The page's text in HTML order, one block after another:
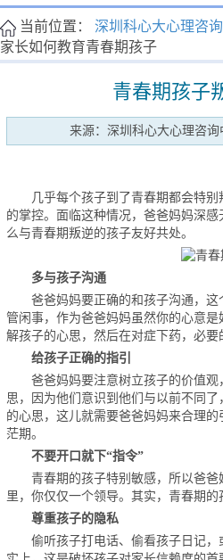
当前位置： 深圳科心大心理咨
家长如何教育青春期孩子
青春期孩子
来源：深圳科心大心理咨询
几乎每个孩子到了青春期都会特别
的掌控。面临这种情况，爸爸妈妈深
么与青春期叛逆的孩子友好共处。
多与孩子沟通
爸爸妈妈要正确的和孩子沟通，这
管闲事，作为爸爸妈妈虽然你的心意
解孩子的心思，然后在对症下药，必
给孩子正确的指引
爸爸妈妈要注意树立孩子的价值观
思，因为他们意识到他们与以前不同
的心思，这儿就需要爸爸妈妈来合理
茫期。
不要开口就下“指令”
青春期的孩子特别敏感，所以爸爸
里，你仅仅一个领导。其实，青春期的
尊重孩子的隐私
偷听孩子打电话、偷看孩子日记，